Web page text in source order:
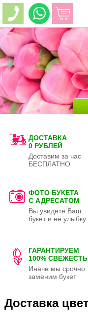
ДОСТАВКА
0 РУБЛЕЙ
Доставим за час
БЕСПЛАТНО
ФОТО БУКЕТА
С АДРЕСАТОМ
Вы увидете Ваш
букет и её улыбку
ГАРАНТИРУЕМ
100% СВЕЖЕСТЬ
Иначе мы срочно
заменим букет
Доставка